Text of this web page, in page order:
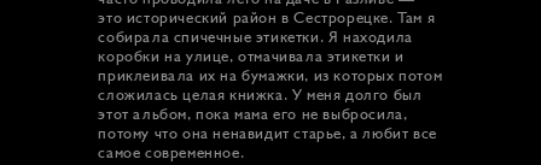
это исторический район в Сестрорецке. Там я
собирала спичечные этикетки. Я находила
коробки на улице, отмачивала этикетки и
приклеивала их на бумажки, из которых потом
сложилась целая книжка. У меня долго был
этот альбом, пока мама его не выбросила,
потому что она ненавидит старье, а любит все
самое современное.